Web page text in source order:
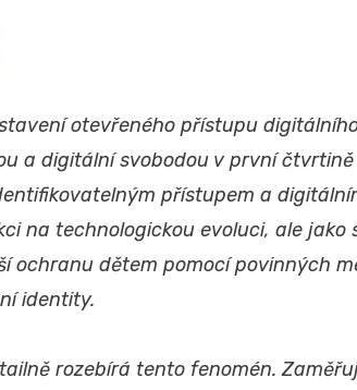
otevřeného přístupu
a digitální svobodou v první
přístupem a
na technologickou evoluci, ale
ochranu dětem pomocí povinných
identity.
rozebírá tento fenomén.